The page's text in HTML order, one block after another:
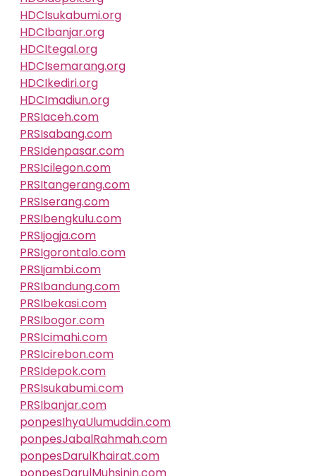
HDCIsukabumi.org
HDCIbanjar.org
HDCItegal.org
HDCIsemarang.org
HDCIkediri.org
HDCImadiun.org
PRSIaceh.com
PRSIsabang.com
PRSIdenpasar.com
PRSIcilegon.com
PRSItangerang.com
PRSIserang.com
PRSIbengkulu.com
PRSIjogja.com
PRSIgorontalo.com
PRSIjambi.com
PRSIbandung.com
PRSIbekasi.com
PRSIbogor.com
PRSIcimahi.com
PRSIcirebon.com
PRSIdepok.com
PRSIsukabumi.com
PRSIbanjar.com
ponpesIhyaUlumuddin.com
ponpesJabalRahmah.com
ponpesDarulKhairat.com